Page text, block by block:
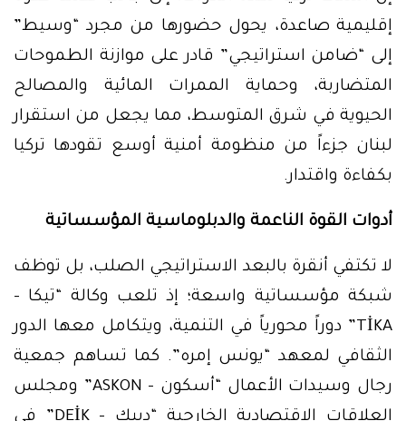
إقليمية صاعدة، يحول حضورها من مجرد “وسيط”
إلى “ضامن استراتيجي” قادر على موازنة الطموحات
المتضاربة، وحماية الممرات المائية والمصالح
الحيوية في شرق المتوسط، مما يجعل من استقرار
لبنان جزءاً من منظومة أمنية أوسع تقودها تركيا
بكفاءة واقتدار.
أدوات القوة الناعمة والدبلوماسية المؤسساتية
لا تكتفي أنقرة بالبعد الاستراتيجي الصلب، بل توظف
شبكة مؤسساتية واسعة؛ إذ تلعب وكالة “تيكا –
TİKA” دوراً محورياً في التنمية، ويتكامل معها الدور
الثقافي لمعهد “يونس إمره”. كما تساهم جمعية
رجال وسيدات الأعمال “أسكون – ASKON” ومجلس